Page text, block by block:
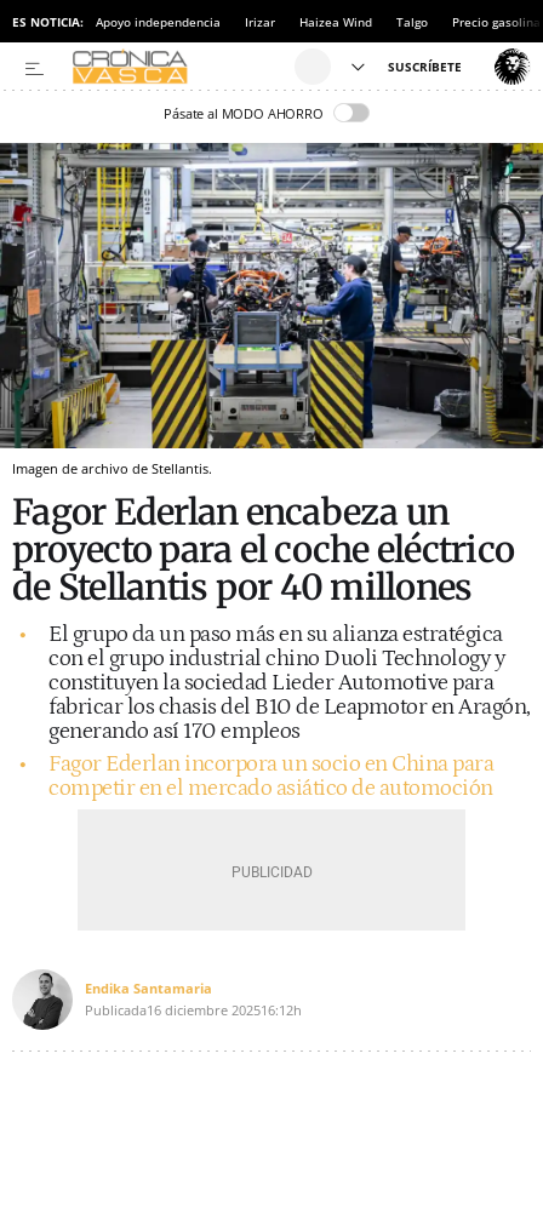
ES NOTICIA: Apoyo independencia Irizar Haizea Wind Talgo Precio gasolina
Pásate al MODO AHORRO
Imagen de archivo de Stellantis.
Fagor Ederlan encabeza un
proyecto para el coche eléctrico
de Stellantis por 40 millones
El grupo da un paso más en su alianza estratégica
con el grupo industrial chino Duoli Technology y
constituyen la sociedad Lieder Automotive para
fabricar los chasis del B10 de Leapmotor en Aragón,
generando así 170 empleos
Fagor Ederlan incorpora un socio en China para
competir en el mercado asiático de automoción
Endika Santamaria
Publicada16 diciembre 202516:12h